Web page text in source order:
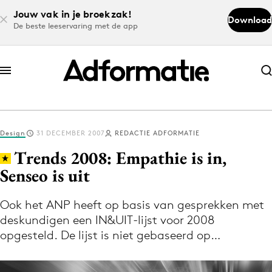
Jouw vak in je broekzak!
De beste leeservaring met de app
Download
Abonneer nu
Abonneer nu
Log in
Volg het laatste nieuws via de Adformatie
Nieuws app
Design 31 DECEMBER 2007 REDACTIE ADFORMATIE
Trends 2008: Empathie is in,
Senseo is uit
Ook het ANP heeft op basis van gesprekken met
deskundigen een IN&UIT-lijst voor 2008
opgesteld. De lijst is niet gebaseerd op…